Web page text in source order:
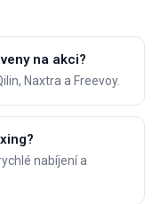
na akci?
Naxtra a Freevoy.
nabíjení a